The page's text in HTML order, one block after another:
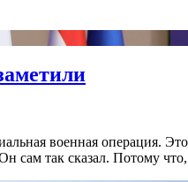
военная операция.
так сказал. Потому